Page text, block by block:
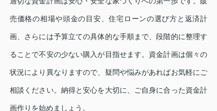
売価格の相場や頭金の目安、住宅ローンの選び方と返済計
画、さらには予算立ての具体的な手順まで、段階的に整理す
ることで不安の少ない購入が目指せます。資金計画は個々の
状況により異なりますので、疑問や悩みがあればお気軽にご
相談ください。納得と安心を大切に、ご自身に合った資金計
画作りを始めましょう。